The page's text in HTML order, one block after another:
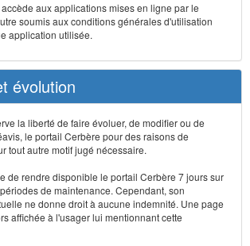
aux applications mises en ligne par le
soumis aux conditions générales d'utilisation
application utilisée.
évolution
la liberté de faire évoluer, de modifier ou de
le portail Cerbère pour des raisons de
tout autre motif jugé nécessaire.
de rendre disponible le portail Cerbère 7 jours sur
de maintenance. Cependant, son
ne donne droit à aucune indemnité. Une page
affichée à l'usager lui mentionnant cette